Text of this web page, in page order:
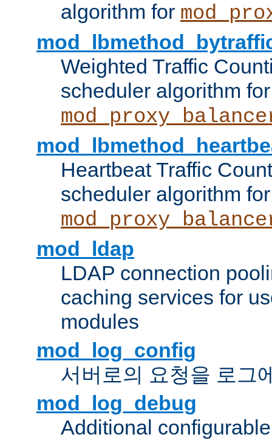
algorithm for
Weighted Traffic
scheduler algorithm for
Heartbeat Traffic
scheduler algorithm for
mod_ldap
LDAP connection
caching services for
modules
mod_log_config
서버로의 요청을 로그
mod_log_debug
Additional